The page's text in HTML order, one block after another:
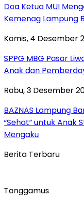
Doa Ketua MUI
Kemenag Lampung
Kamis, 4 Desember
SPPG MBG Pasar
Anak dan
Rabu, 3 Desember
BAZNAS Lampung
“Sehat” untuk Anak
Mengaku
Berita Terbaru
Tanggamus